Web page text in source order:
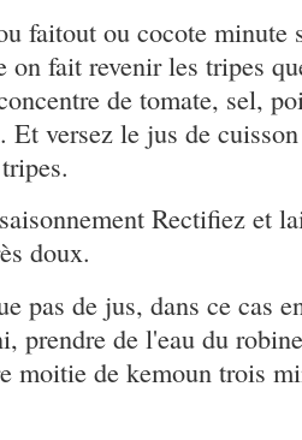
faitout ou cocote minute
on fait revenir les tripes
de tomate, sel,
versez le jus de
Rectifiez et
doux.
pas de jus, dans ce cas
prendre de l'eau du
moitie de kemoun trois